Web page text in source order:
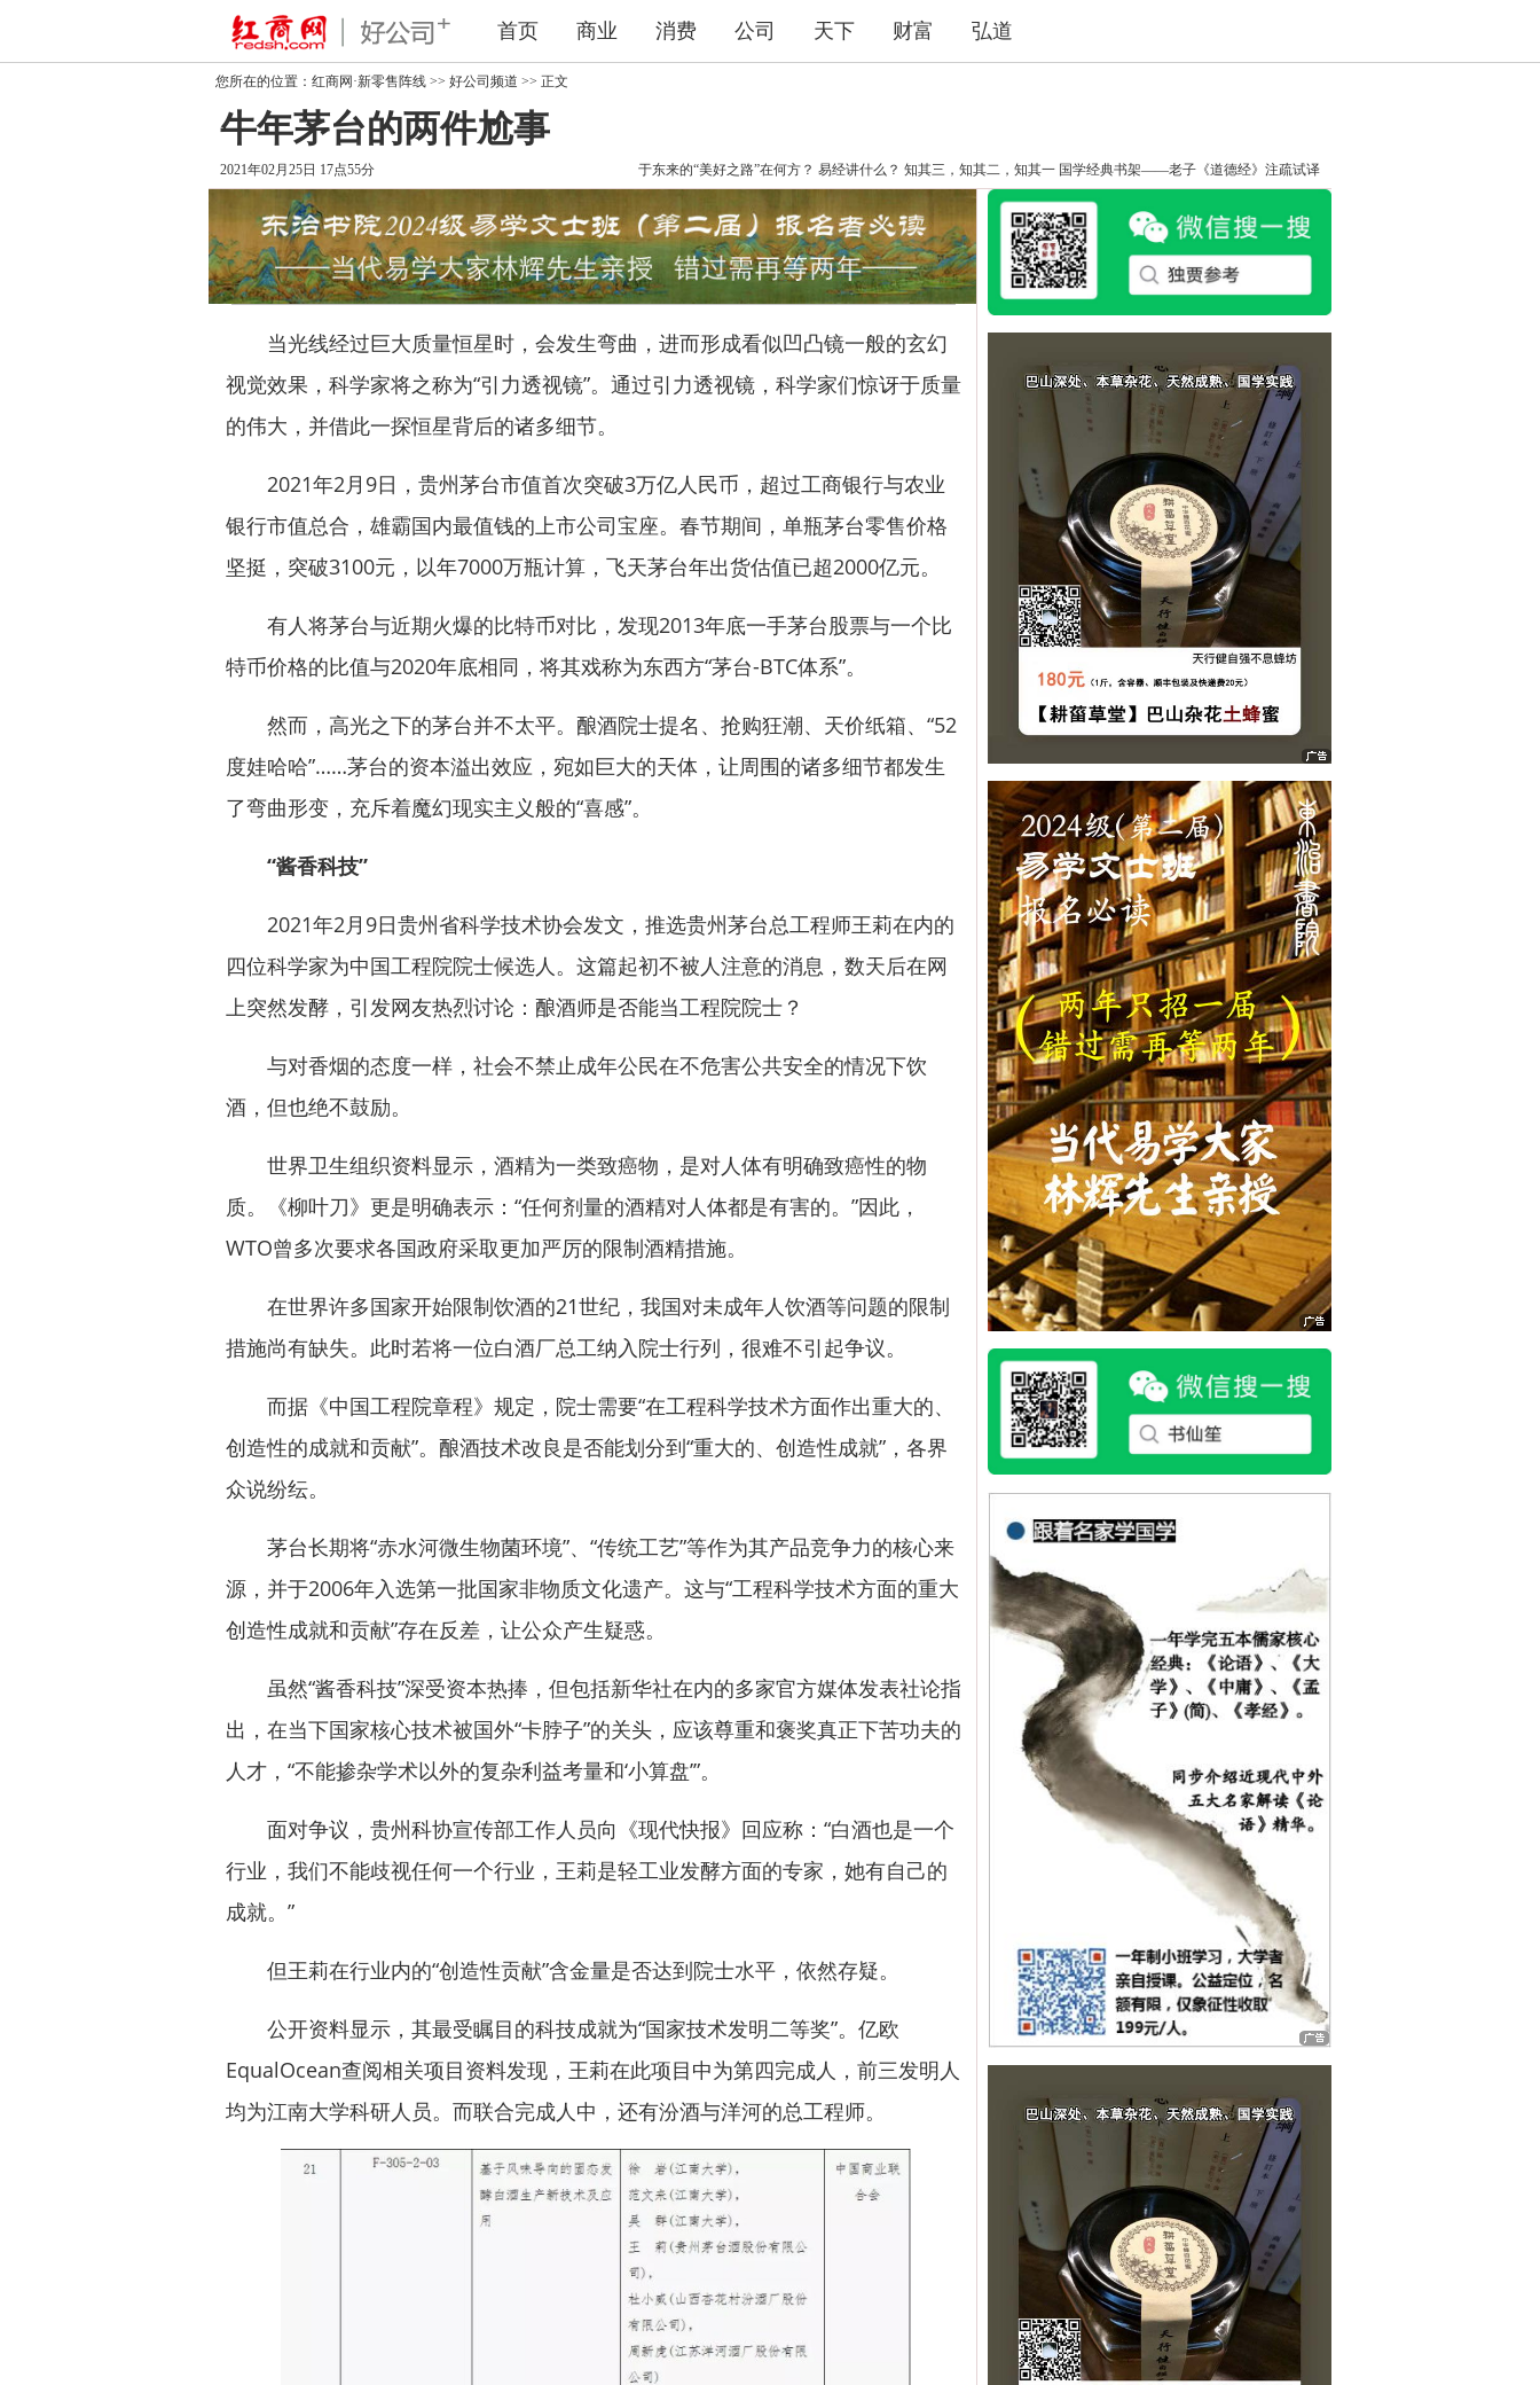
首页 商业 消费 公司 天下 财富 弘道
您所在的位置： 红商网·新零售阵线 >> 好公司频道 >> 正文
牛年茅台的两件尬事
2021年02月25日 17点55分 于东来的“美好之路”在何方？ 易经讲什么？ 知其三，知其二，知其一 国学经典书架——老子《道德经》注疏试译
当光线经过巨大质量恒星时，会发生弯曲，进而形成看似凹凸镜一般的玄幻
视觉效果，科学家将之称为“引力透视镜”。通过引力透视镜，科学家们惊讶于质量
的伟大，并借此一探恒星背后的诸多细节。
2021年2月9日，贵州茅台市值首次突破3万亿人民币，超过工商银行与农业
银行市值总合，雄霸国内最值钱的上市公司宝座。春节期间，单瓶茅台零售价格
坚挺，突破3100元，以年7000万瓶计算，飞天茅台年出货估值已超2000亿元。
有人将茅台与近期火爆的比特币对比，发现2013年底一手茅台股票与一个比
特币价格的比值与2020年底相同，将其戏称为东西方“茅台-BTC体系”。
然而，高光之下的茅台并不太平。酿酒院士提名、抢购狂潮、天价纸箱、“52
度娃哈哈”……茅台的资本溢出效应，宛如巨大的天体，让周围的诸多细节都发生
了弯曲形变，充斥着魔幻现实主义般的“喜感”。
“酱香科技”
2021年2月9日贵州省科学技术协会发文，推选贵州茅台总工程师王莉在内的
四位科学家为中国工程院院士候选人。这篇起初不被人注意的消息，数天后在网
上突然发酵，引发网友热烈讨论：酿酒师是否能当工程院院士？
与对香烟的态度一样，社会不禁止成年公民在不危害公共安全的情况下饮
酒，但也绝不鼓励。
世界卫生组织资料显示，酒精为一类致癌物，是对人体有明确致癌性的物
质。《柳叶刀》更是明确表示：“任何剂量的酒精对人体都是有害的。”因此，
WTO曾多次要求各国政府采取更加严厉的限制酒精措施。
在世界许多国家开始限制饮酒的21世纪，我国对未成年人饮酒等问题的限制
措施尚有缺失。此时若将一位白酒厂总工纳入院士行列，很难不引起争议。
而据《中国工程院章程》规定，院士需要“在工程科学技术方面作出重大的、
创造性的成就和贡献”。酿酒技术改良是否能划分到“重大的、创造性成就”，各界
众说纷纭。
茅台长期将“赤水河微生物菌环境”、“传统工艺”等作为其产品竞争力的核心来
源，并于2006年入选第一批国家非物质文化遗产。这与“工程科学技术方面的重大
创造性成就和贡献”存在反差，让公众产生疑惑。
虽然“酱香科技”深受资本热捧，但包括新华社在内的多家官方媒体发表社论指
出，在当下国家核心技术被国外“卡脖子”的关头，应该尊重和褒奖真正下苦功夫的
人才，“不能掺杂学术以外的复杂利益考量和‘小算盘’”。
面对争议，贵州科协宣传部工作人员向《现代快报》回应称：“白酒也是一个
行业，我们不能歧视任何一个行业，王莉是轻工业发酵方面的专家，她有自己的
成就。”
但王莉在行业内的“创造性贡献”含金量是否达到院士水平，依然存疑。
公开资料显示，其最受瞩目的科技成就为“国家技术发明二等奖”。亿欧
EqualOcean查阅相关项目资料发现，王莉在此项目中为第四完成人，前三发明人
均为江南大学科研人员。而联合完成人中，还有汾酒与洋河的总工程师。